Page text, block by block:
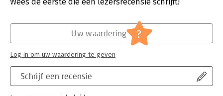
new big data. By tying data and analytics to specific goals and
that will be essential reading for students and specialists of
data analytics, marketing research, and customer relationship
management.
Schrijf een recensie
Uw waardering ?
Log in om uw waardering te geven